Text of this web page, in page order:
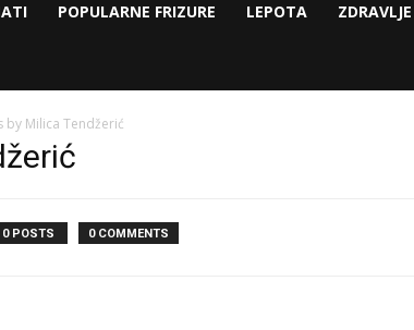
POPULARNE FRIZURE LEPOTA ZDRAVLJE
by Milica Tendžerić
0 POSTS 0 COMMENTS